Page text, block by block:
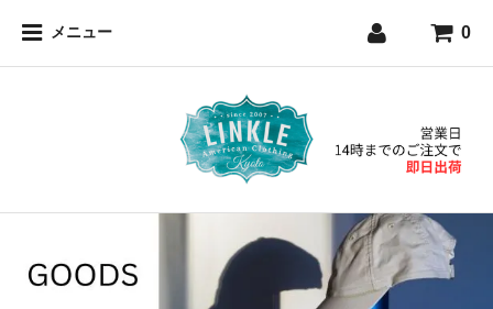
メニュー 0